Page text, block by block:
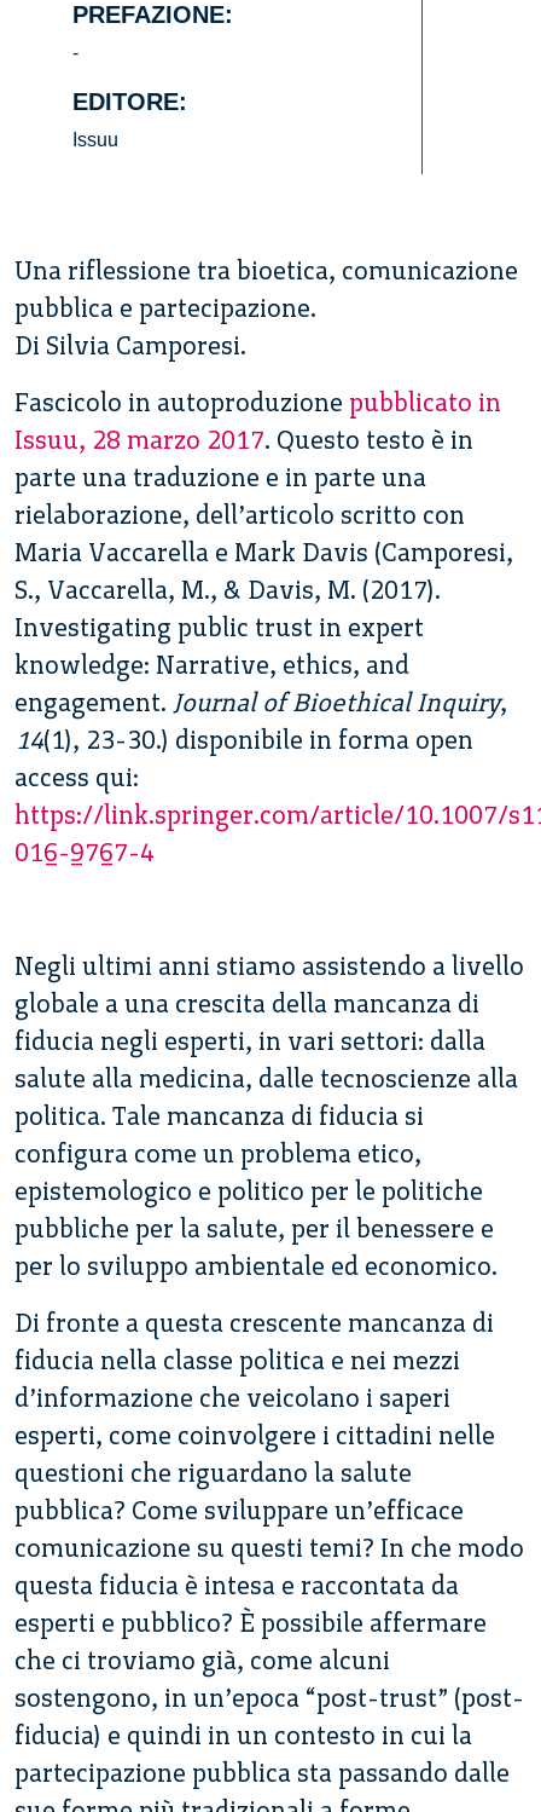
PREFAZIONE:
-
EDITORE:
Issuu
Una riflessione tra bioetica, comunicazione
pubblica e partecipazione.
Di Silvia Camporesi.
Fascicolo in autoproduzione pubblicato in
Issuu, 28 marzo 2017. Questo testo è in
parte una traduzione e in parte una
rielaborazione, dell’articolo scritto con
Maria Vaccarella e Mark Davis (Camporesi,
S., Vaccarella, M., & Davis, M. (2017).
Investigating public trust in expert
knowledge: Narrative, ethics, and
engagement. Journal of Bioethical Inquiry,
14(1), 23-30.) disponibile in forma open
access qui:
https://link.springer.com/article/10.1007/
016-9767-4
Negli ultimi anni stiamo assistendo a livello
globale a una crescita della mancanza di
fiducia negli esperti, in vari settori: dalla
salute alla medicina, dalle tecnoscienze alla
politica. Tale mancanza di fiducia si
configura come un problema etico,
epistemologico e politico per le politiche
pubbliche per la salute, per il benessere e
per lo sviluppo ambientale ed economico.
Di fronte a questa crescente mancanza di
fiducia nella classe politica e nei mezzi
d’informazione che veicolano i saperi
esperti, come coinvolgere i cittadini nelle
questioni che riguardano la salute
pubblica? Come sviluppare un’efficace
comunicazione su questi temi? In che modo
questa fiducia è intesa e raccontata da
esperti e pubblico? È possibile affermare
che ci troviamo già, come alcuni
sostengono, in un’epoca “post-trust” (post-
fiducia) e quindi in un contesto in cui la
partecipazione pubblica sta passando dalle